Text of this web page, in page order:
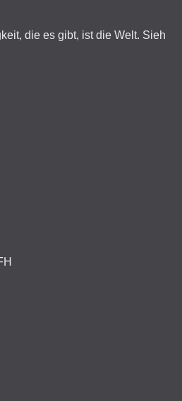
die es gibt, ist die Welt. Sieh